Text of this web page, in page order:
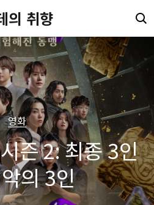
의 취향
영화
즌 2: 최종 3인
의 3인